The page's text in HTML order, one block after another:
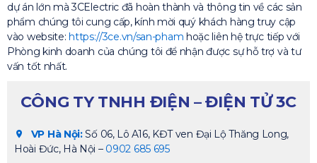
dự án lớn mà 3CElectric đã hoàn thành và thông tin về các sản
phẩm chúng tôi cung cấp, kính mời quý khách hàng truy cập
vào website: https://3ce.vn/san-pham hoặc liên hệ trực tiếp với
Phòng kinh doanh của chúng tôi để nhận được sự hỗ trợ và tư
vấn tốt nhất.
CÔNG TY TNHH ĐIỆN – ĐIỆN TỬ 3C
VP Hà Nội:Số 06, Lô A16, KĐT ven Đại Lộ Thăng Long,
Hoài Đức, Hà Nội – 0902 685 695